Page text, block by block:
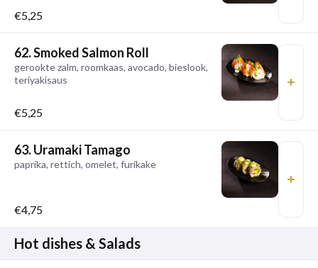
€5,25
62. Smoked Salmon Roll
gerookte zalm, roomkaas, avocado, bieslook,
teriyakisaus
€5,25
63. Uramaki Tamago
paprika, rettich, omelet, furikake
€4,75
Hot dishes & Salads